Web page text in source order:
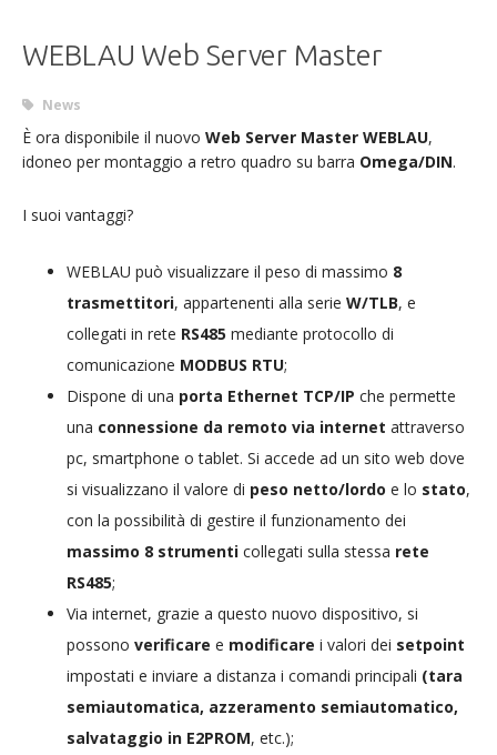
WEBLAU Web Server Master
News
È ora disponibile il nuovo Web Server Master WEBLAU,
idoneo per montaggio a retro quadro su barra Omega/DIN.
I suoi vantaggi?
WEBLAU può visualizzare il peso di massimo 8
trasmettitori, appartenenti alla serie W/TLB, e
collegati in rete RS485 mediante protocollo di
comunicazione MODBUS RTU;
Dispone di una porta Ethernet TCP/IP che permette
una connessione da remoto via internet attraverso
pc, smartphone o tablet. Si accede ad un sito web dove
si visualizzano il valore di peso netto/lordo e lo stato,
con la possibilità di gestire il funzionamento dei
massimo 8 strumenti collegati sulla stessa rete
RS485;
Via internet, grazie a questo nuovo dispositivo, si
possono verificare e modificare i valori dei setpoint
impostati e inviare a distanza i comandi principali (tara
semiautomatica, azzeramento semiautomatico,
salvataggio in E2PROM, etc.);